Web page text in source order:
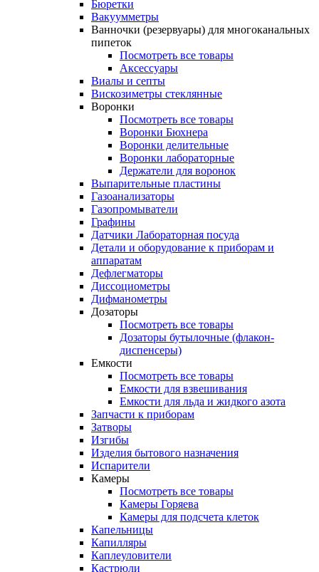
Бюретки
Вакуумметры
Ванночки (резервуары) для многоканальных
пипеток
Посмотреть все товары
Аксессуары
Виалы и септы
Вискозиметры стеклянные
Воронки
Посмотреть все товары
Воронки Бюхнера
Воронки делительные
Воронки лабораторные
Держатели для воронок
Выпарительные пластины
Газоанализаторы
Газопромыватели
Графины
Датчики Лабораторная посуда
Детали и оборудование к приборам и
аппаратам
Дефлегматоры
Диссоциометры
Дифманометры
Дозаторы
Посмотреть все товары
Дозаторы бутылочные (флакон-
диспенсеры)
Емкости
Посмотреть все товары
Емкости для взвешивания
Емкости для льда и жидкого азота
Запчасти к приборам
Затворы
Изгибы
Изделия бытового назначения
Испарители
Камеры
Посмотреть все товары
Камеры Горяева
Камеры для подсчета клеток
Капельницы
Капилляры
Каплеуловители
Кастрюли